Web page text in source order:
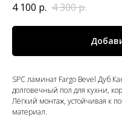
4 100 р. 4 300р.
SPC ламинат Fargo Bevel Дуб
долговечный пол для кухни,
Лёгкий монтаж, устойчивая к
материал.